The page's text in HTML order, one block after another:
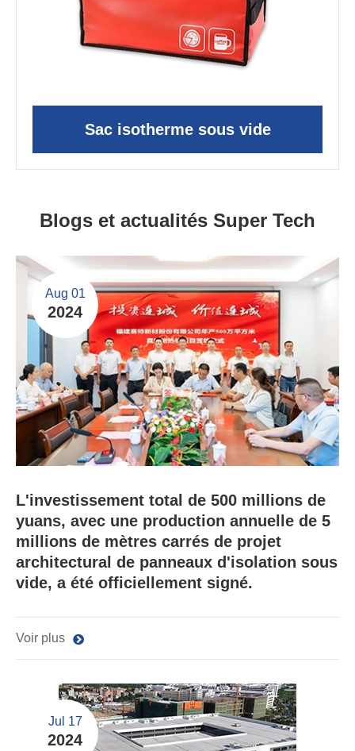
Sac isotherme sous vide
Blogs et actualités Super Tech
Aug 01
2024
L'investissement total de 500 millions de
yuans, avec une production annuelle de 5
millions de mètres carrés de projet
architectural de panneaux d'isolation sous
vide, a été officiellement signé.
Voir plus
Jul 17
2024